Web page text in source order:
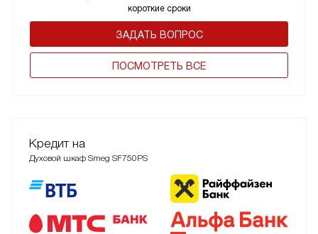
короткие сроки
ЗАДАТЬ ВОПРОС
ПОCМОТРЕТЬ ВСЕ
Кредит на
Духовой шкаф Smeg SF750PS